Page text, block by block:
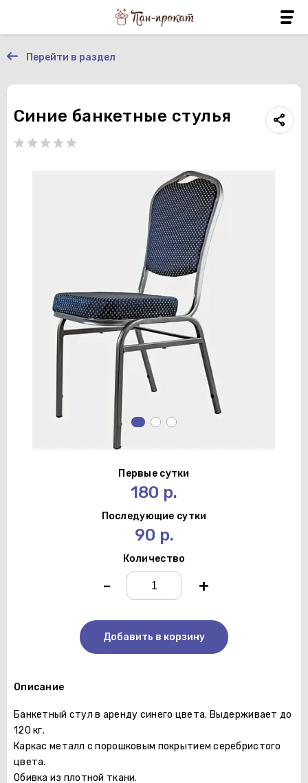
Перейти в раздел
Синие банкетные стулья
Первые сутки
180 р.
Последующие сутки
90 р.
Количество
- +
Добавить в корзину
Описание
Банкетный стул в аренду синего цвета. Выдерживает до
120 кг.
Каркас металл с порошковым покрытием серебристого
цвета.
Обивка из плотной ткани.